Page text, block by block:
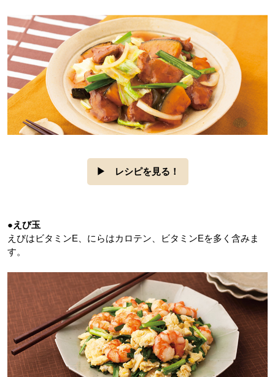
▶ レシピを見る！
●えび玉
えびはビタミンE、にらはカロテン、ビタミンEを多く含みま
す。